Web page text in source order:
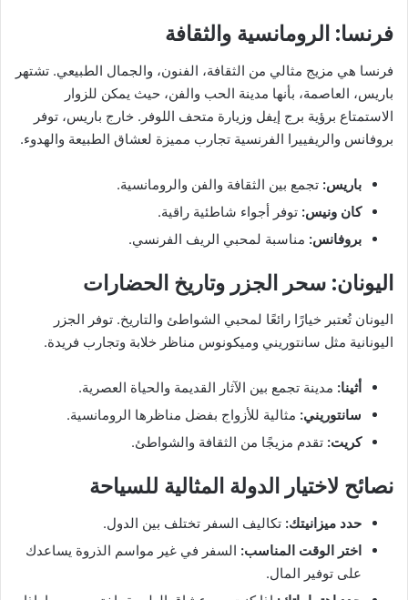
فرنسا: الرومانسية والثقافة
فرنسا هي مزيج مثالي من الثقافة، الفنون، والجمال الطبيعي. تشتهر
باريس، العاصمة، بأنها مدينة الحب والفن، حيث يمكن للزوار
الاستمتاع برؤية برج إيفل وزيارة متحف اللوفر. خارج باريس، توفر
بروفانس والريفييرا الفرنسية تجارب مميزة لعشاق الطبيعة والهدوء.
باريس: تجمع بين الثقافة والفن والرومانسية.
كان ونيس: توفر أجواء شاطئية راقية.
بروفانس: مناسبة لمحبي الريف الفرنسي.
اليونان: سحر الجزر وتاريخ الحضارات
اليونان تُعتبر خيارًا رائعًا لمحبي الشواطئ والتاريخ. توفر الجزر
اليونانية مثل سانتوريني وميكونوس مناظر خلابة وتجارب فريدة.
أثينا: مدينة تجمع بين الآثار القديمة والحياة العصرية.
سانتوريني: مثالية للأزواج بفضل مناظرها الرومانسية.
كريت: تقدم مزيجًا من الثقافة والشواطئ.
نصائح لاختيار الدولة المثالية للسياحة
حدد ميزانيتك: تكاليف السفر تختلف بين الدول.
اختر الوقت المناسب: السفر في غير مواسم الذروة يساعدك
على توفير المال.